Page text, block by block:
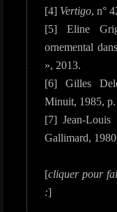
[4] Vertigo, n°
[5] Eline
ornemental dans
», 2013.
[6] Gilles
Minuit, 1985, p.
[7] Jean-Louis
Gallimard,
[cliquer pour
:]